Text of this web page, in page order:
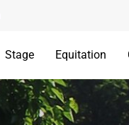
Stage Equitation